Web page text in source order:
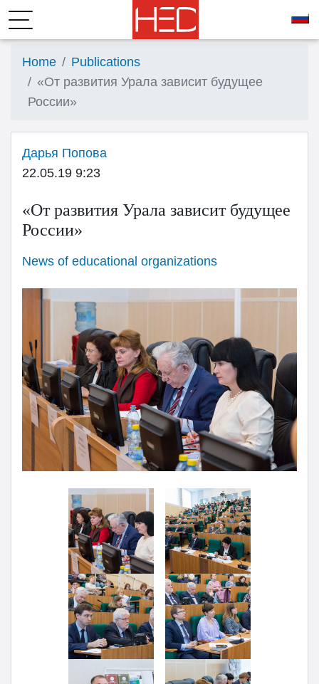
Home
Publications
«От развития Урала зависит будущее
России»
Дарья Попова
22.05.19 9:23
«От развития Урала зависит будущее
России»
News of educational organizations